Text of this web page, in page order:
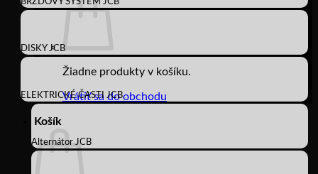
Žiadne produkty v košíku.
Vrátiť sa do obchodu
Košík
DISKY JCB
ELEKTRICKÉ ČASTI JCB
Alternátor JCB